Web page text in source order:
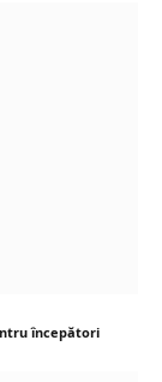
începători